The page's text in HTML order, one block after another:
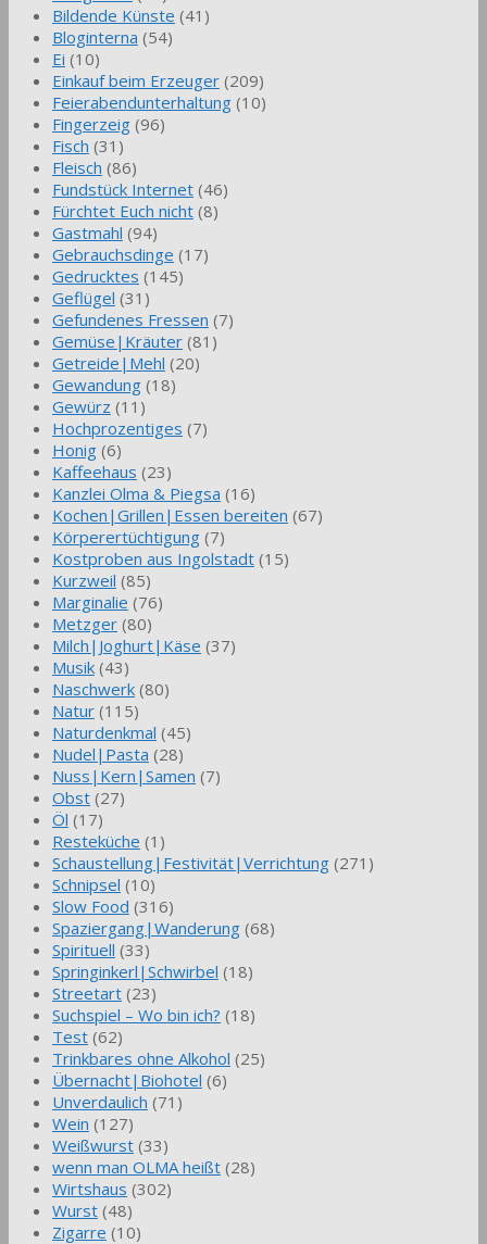
Bildende Künste (41)
Bloginterna (54)
Ei (10)
Einkauf beim Erzeuger (209)
Feierabendunterhaltung (10)
Fingerzeig (96)
Fisch (31)
Fleisch (86)
Fundstück Internet (46)
Fürchtet Euch nicht (8)
Gastmahl (94)
Gebrauchsdinge (17)
Gedrucktes (145)
Geflügel (31)
Gefundenes Fressen (7)
Gemüse|Kräuter (81)
Getreide|Mehl (20)
Gewandung (18)
Gewürz (11)
Hochprozentiges (7)
Honig (6)
Kaffeehaus (23)
Kanzlei Olma & Piegsa (16)
Kochen|Grillen|Essen bereiten (67)
Körperertüchtigung (7)
Kostproben aus Ingolstadt (15)
Kurzweil (85)
Marginalie (76)
Metzger (80)
Milch|Joghurt|Käse (37)
Musik (43)
Naschwerk (80)
Natur (115)
Naturdenkmal (45)
Nudel|Pasta (28)
Nuss|Kern|Samen (7)
Obst (27)
Öl (17)
Resteküche (1)
Schaustellung|Festivität|Verrichtung (271)
Schnipsel (10)
Slow Food (316)
Spaziergang|Wanderung (68)
Spirituell (33)
Springinkerl|Schwirbel (18)
Streetart (23)
Suchspiel – Wo bin ich? (18)
Test (62)
Trinkbares ohne Alkohol (25)
Übernacht|Biohotel (6)
Unverdaulich (71)
Wein (127)
Weißwurst (33)
wenn man OLMA heißt (28)
Wirtshaus (302)
Wurst (48)
Zigarre (10)